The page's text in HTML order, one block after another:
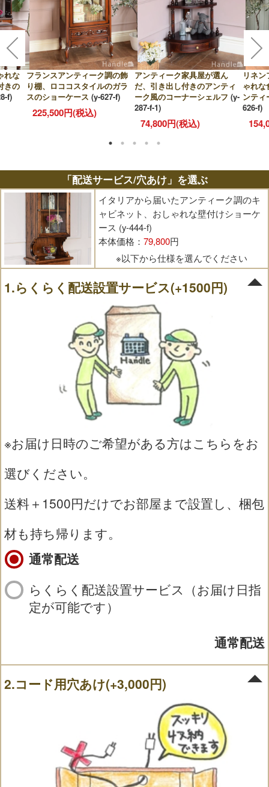
れな
きの
f)
フランスアンティーク調の飾
り棚、ロココスタイルのガラ
スのショーケース (y-627-f)
225,500円(税込)
アンティーク家具屋が選ん
だ、引き出し付きのアンティ
ーク風のコーナーシェルフ (y-
287-f-1)
74,800円(税込)
リネ
ゃれな
ンティ
626-f)
「配送サービス/穴あけ」を選ぶ
イタリアから届いたアンティーク調のキ
ャビネット、おしゃれな壁付けショーケ
ース (y-444-f)
本体価格： 79,800円
※以下から仕様を選んでください
1.らくらく配送設置サービス(+1500円)
※お届け日時のご希望がある方はこちらをお
選びください。
送料＋1500円だけでお部屋まで設置し、梱包
材も持ち帰ります。
通常配送
らくらく配送設置サービス（お届け日指
定が可能です）
通常配送
2.コード用穴あけ(+3,000円)